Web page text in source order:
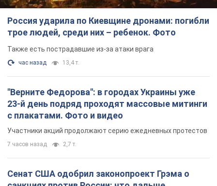
Россия ударила по Киевщине дронами: погибли
трое людей, среди них – ребенок. Фото
Также есть пострадавшие из-за атаки врага
час назад 13,4 т.
"Верните Федорова": в городах Украины уже
23-й день подряд проходят массовые митинги
с плакатами. Фото и видео
Участники акций продолжают серию ежедневных протестов
7 часов назад 2,7 т.
Сенат США одобрил законопроект Грэма о